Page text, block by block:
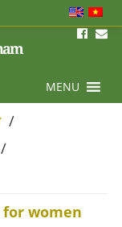
MENU
/
/
women